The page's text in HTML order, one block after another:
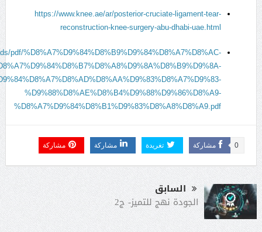
https://www.knee.ae/ar/posterior-cruciate-ligament-tear-
reconstruction-knee-surgery-abu-dhabi-uae.html
pdf/%D8%A7%D9%84%D8%B9%D9%84%D8%A7%D8%AC-
%D9%88%D8%AE%D8%B4%D9%88%D9%86%D8%A9-
%D8%A7%D9%84%D8%B1%D9%83%D8%A8%D8%A9.pdf
مشاركة 0 تغريدة مشاركة مشاركة
السابق
الجودة نهج للتميز- ج2